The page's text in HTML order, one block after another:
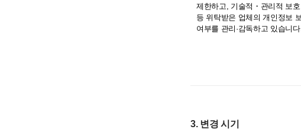
제한하고, 기술적・관리적 보
등 위탁받은 업체의 개인정보
여부를 관리·감독하고 있습니
3. 변경 시기